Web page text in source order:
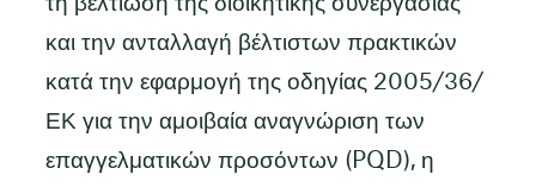
και την ανταλλαγή βέλτιστων πρακτικών
κατά την εφαρμογή της οδηγίας 2005/36/
ΕΚ για την αμοιβαία αναγνώριση των
επαγγελματικών προσόντων (PQD), η